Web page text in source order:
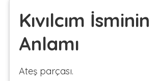
Kıvılcım İsminin
Anlamı
Ateş parçası.